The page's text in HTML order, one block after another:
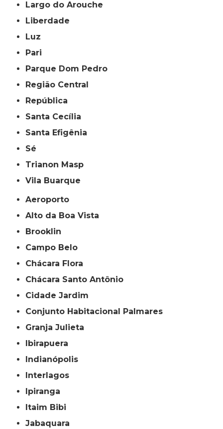
Largo do Arouche
Liberdade
Luz
Pari
Parque Dom Pedro
Região Central
República
Santa Cecília
Santa Efigênia
Sé
Trianon Masp
Vila Buarque
Aeroporto
Alto da Boa Vista
Brooklin
Campo Belo
Chácara Flora
Chácara Santo Antônio
Cidade Jardim
Conjunto Habitacional Palmares
Granja Julieta
Ibirapuera
Indianópolis
Interlagos
Ipiranga
Itaim Bibi
Jabaquara